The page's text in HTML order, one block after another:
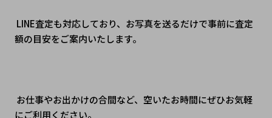
額の目安をご案内いたします。
にご利用ください。